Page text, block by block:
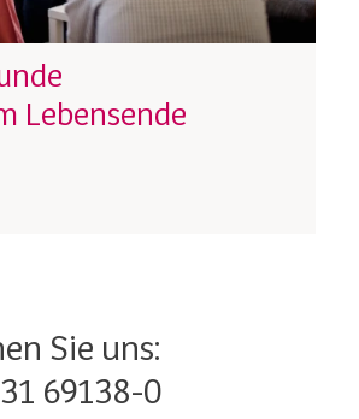
Lebensende
Sie uns:
69138-0